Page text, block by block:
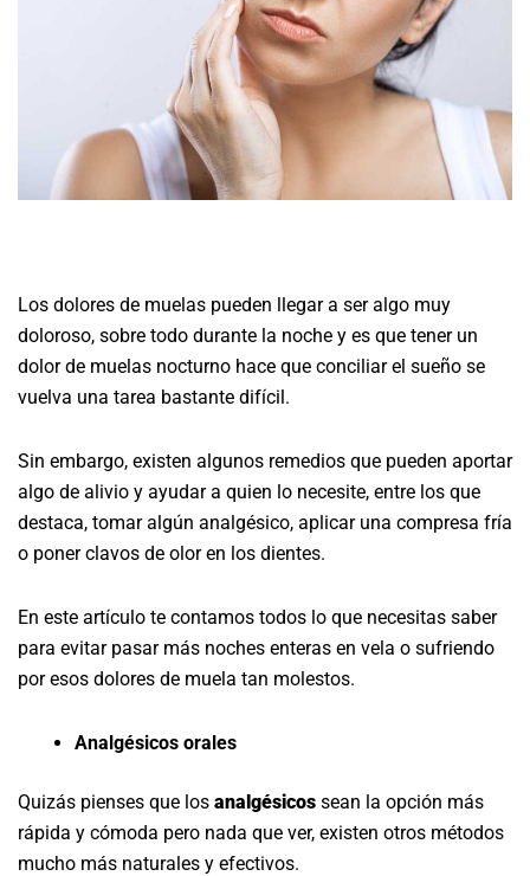
Los dolores de muelas pueden llegar a ser algo muy
doloroso, sobre todo durante la noche y es que tener un
dolor de muelas nocturno hace que conciliar el sueño se
vuelva una tarea bastante difícil.
Sin embargo, existen algunos remedios que pueden aportar
algo de alivio y ayudar a quien lo necesite, entre los que
destaca, tomar algún analgésico, aplicar una compresa fría
o poner clavos de olor en los dientes.
En este artículo te contamos todos lo que necesitas saber
para evitar pasar más noches enteras en vela o sufriendo
por esos dolores de muela tan molestos.
Analgésicos orales
Quizás pienses que los analgésicos sean la opción más
rápida y cómoda pero nada que ver, existen otros métodos
mucho más naturales y efectivos.